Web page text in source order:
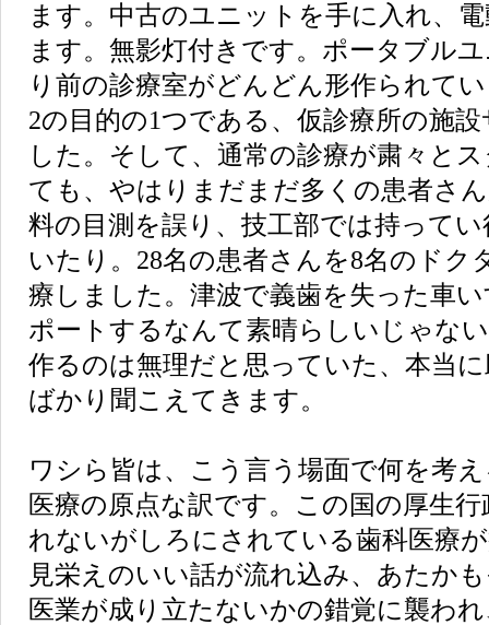
ます。中古のユニットを手に入れ、
ます。無影灯付きです。ポータブル
り前の診療室がどんどん形作られて
2の目的の1つである、仮診療所の施
した。そして、通常の診療が粛々と
ても、やはりまだまだ多くの患者さ
料の目測を誤り、技工部では持って
いたり。28名の患者さんを8名のドク
療しました。津波で義歯を失った車
ポートするなんて素晴らしいじゃな
作るのは無理だと思っていた、本当
ばかり聞こえてきます。
ワシら皆は、こう言う場面で何を考
医療の原点な訳です。この国の厚生
れないがしろにされている歯科医療
見栄えのいい話が流れ込み、あたか
医業が成り立たないかの錯覚に襲わ